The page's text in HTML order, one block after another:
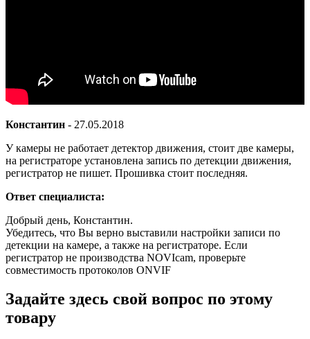
Константин - 27.05.2018
У камеры не работает детектор движения, стоит две камеры,
на регистраторе установлена запись по детекции движения,
регистратор не пишет. Прошивка стоит последняя.
Ответ специалиста:
Добрый день, Константин.
Убедитесь, что Вы верно выставили настройки записи по
детекции на камере, а также на регистраторе. Если
регистратор не производства NOVIcam, проверьте
совместимость протоколов ONVIF
Задайте здесь свой вопрос по этому
товару